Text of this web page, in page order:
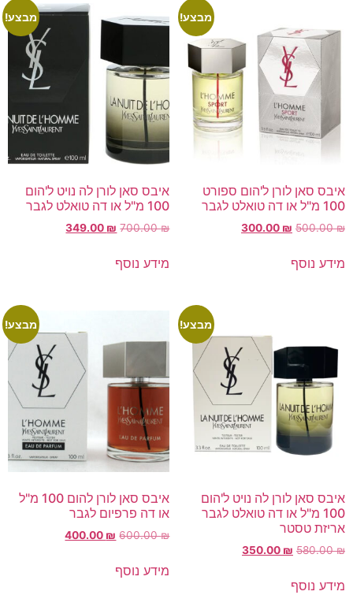
מבצע!
איבס סאן לורן ל'הום ספורט
100 מ"ל או דה טואלט לגבר
500.00₪
300.00 ₪
מידע נוסף
מבצע!
איבס סאן לורן לה נויט ל'הום
100 מ"ל או דה טואלט לגבר
700.00₪
349.00 ₪
מידע נוסף
מבצע!
איבס סאן לורן לה נויט ל'הום
100 מ"ל או דה טואלט לגבר
אריזת טסטר
580.00₪
350.00 ₪
מידע נוסף
מבצע!
איבס סאן לורן להום 100 מ"ל
או דה פרפיום לגבר
600.00₪
400.00 ₪
מידע נוסף